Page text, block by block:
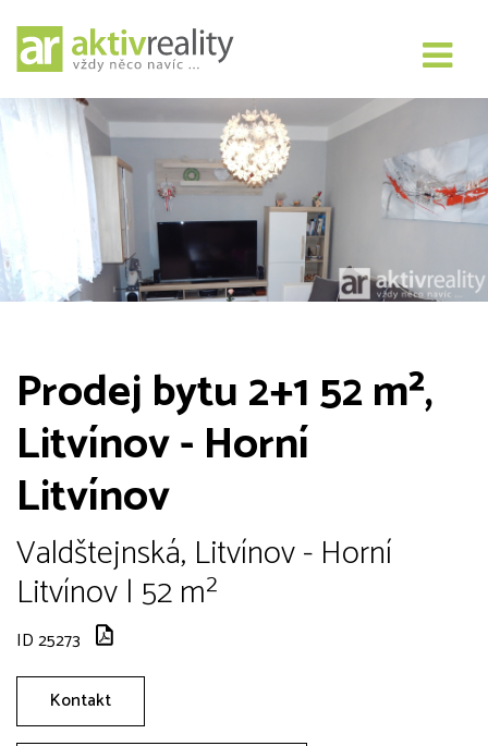
Prodej bytu 2+1 52 m²,
Litvínov - Horní
Litvínov
Valdštejnská, Litvínov - Horní
Litvínov | 52 m²
ID 25273
Kontakt